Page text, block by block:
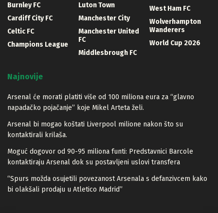
Burnley FC
Cardiff City FC
Celtic FC
Champions League
Luton Town
Manchester City
Manchester United
FC
Middlesbrough FC
West Ham FC
Wolverhampton
Wanderers
World Cup 2026
Najnovije
Arsenal će morati platiti više od 100 miliona eura za “glavno
napadačko pojačanje” koje Mikel Arteta želi.
Arsenal bi mogao koštati Liverpool milione nakon što su
kontaktirali krilaša.
Moguć dogovor od 90-95 miliona funti: Predstavnici Barcole
kontaktiraju Arsenal dok su postavljeni uslovi transfera
“Spurs možda osujetili povezanost Arsenala s defanzivcem kako
bi olakšali prodaju u Atletico Madrid”